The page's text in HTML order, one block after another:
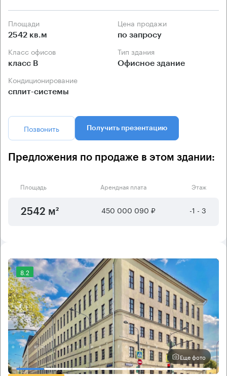
Площади
2542 кв.м
Цена продажи
по запросу
Класс офисов
класс B
Тип здания
Офисное здание
Кондиционирование
сплит-системы
Позвонить Получить презентацию
Предложения по продаже в этом здании:
Площадь Арендная плата Этаж
2542 м² 450 000 090 ₽ -1 - 3
8.2
Еще фото